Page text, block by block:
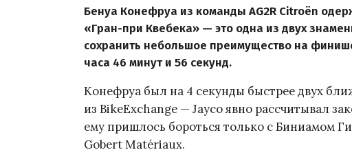
Бенуа Конефруа из команды AG2R Citroën
«Гран-при Квебека» — это одна из двух
сохранить небольшое преимущество на
часа 46 минут и 56 секунд.
Конефруа был на 4 секунды быстрее двух
из BikeExchange — Jayco явно рассчитывал
ему пришлось бороться только с Биниамом
Gobert Matériaux.